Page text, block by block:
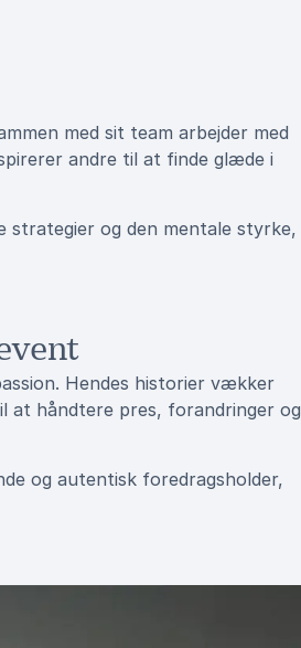
med sit team arbejder med
andre til at finde glæde i
strategier og den mentale styrke,
Hendes historier vækker
at håndtere pres, forandringer og
og autentisk foredragsholder,